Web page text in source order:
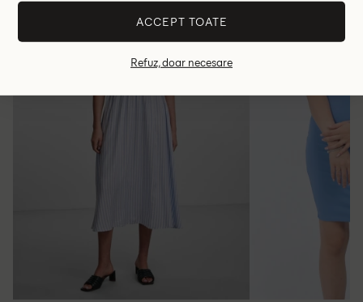
ACCEPT TOATE
Refuz, doar necesare